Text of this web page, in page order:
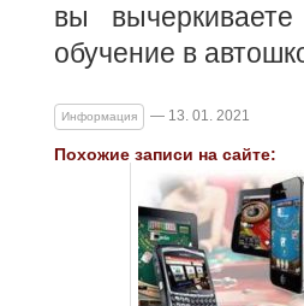
вы
обучение в
Информация — 13. 01. 2021
Похожие записи на сайте: